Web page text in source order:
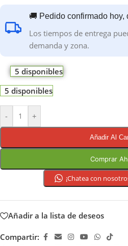
🚚 Pedido confirmado hoy,
Los tiempos de entrega
demanda y zona.
5 disponibles
5 disponibles
- +
Añadir Al
Comprar
¡Chatea con
Añadir a la lista de deseos
Compartir: